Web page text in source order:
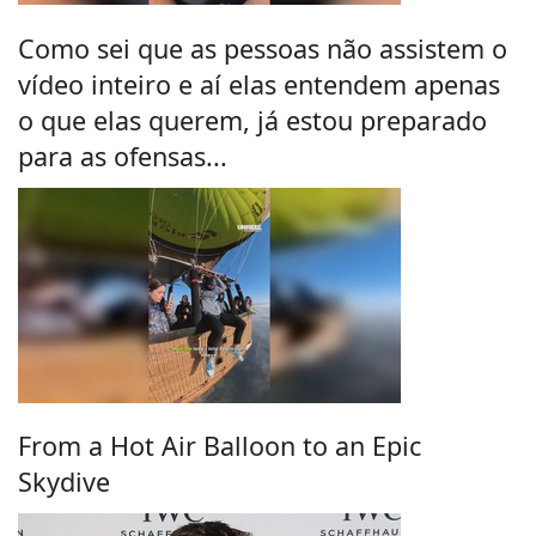
Como sei que as pessoas não assistem o
vídeo inteiro e aí elas entendem apenas
o que elas querem, já estou preparado
para as ofensas...
From a Hot Air Balloon to an Epic
Skydive